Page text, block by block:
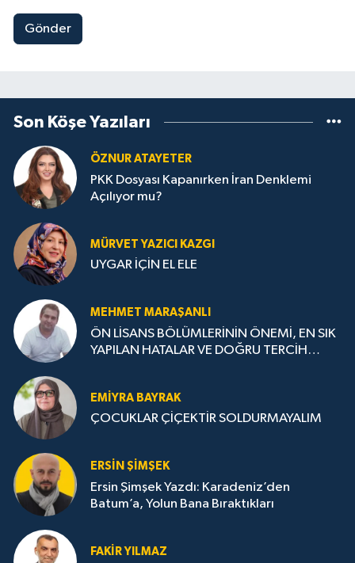
Gönder
Son Köşe Yazıları
ÖZNUR ATAYETER
PKK Dosyası Kapanırken İran Denklemi
Açılıyor mu?
MÜRVET YAZICI KAZGI
UYGAR İÇİN EL ELE
MEHMET MARAŞANLI
ÖN LİSANS BÖLÜMLERİNİN ÖNEMİ, EN SIK
YAPILAN HATALAR VE DOĞRU TERCİH
EMIYRA BAYRAK
ÇOCUKLAR ÇİÇEKTİR SOLDURMAYALIM
ERSIN ŞIMŞEK
Ersin Şimşek Yazdı: Karadeniz’den
Batum’a, Yolun Bana Bıraktıkları
FAKIR YILMAZ